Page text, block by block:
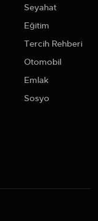
Seyahat
Eğitim
Tercih Rehberi
Otomobil
Emlak
Sosyo